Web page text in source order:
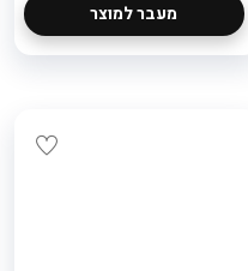
מעבר למוצר